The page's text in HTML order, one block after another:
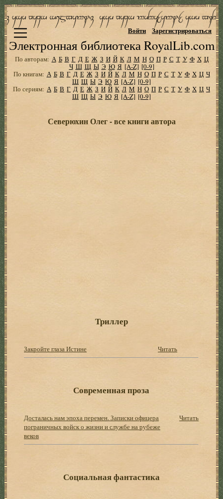
Электронная библиотека RoyalLib.com
Войти Зарегистрироваться
По авторам: А Б В Г Д Е Ж З И Й К Л М Н О П Р С Т У Ф Х Ц
Ч Ш Щ Ы Э Ю Я [A-Z] [0-9]
По книгам: А Б В Г Д Е Ж З И Й К Л М Н О П Р С Т У Ф Х Ц Ч
Ш Щ Ы Э Ю Я [A-Z] [0-9]
По сериям: А Б В Г Д Е Ж З И Й К Л М Н О П Р С Т У Ф Х Ц Ч
Ш Щ Ы Э Ю Я [A-Z] [0-9]
Северюхин Олег - все книги автора
Триллер
Закройте глаза Истине Читать
Современная проза
Досталась нам эпоха перемен. Записки офицера
пограничных войск о жизни и службе на рубеже
веков
Читать
Социальная фантастика